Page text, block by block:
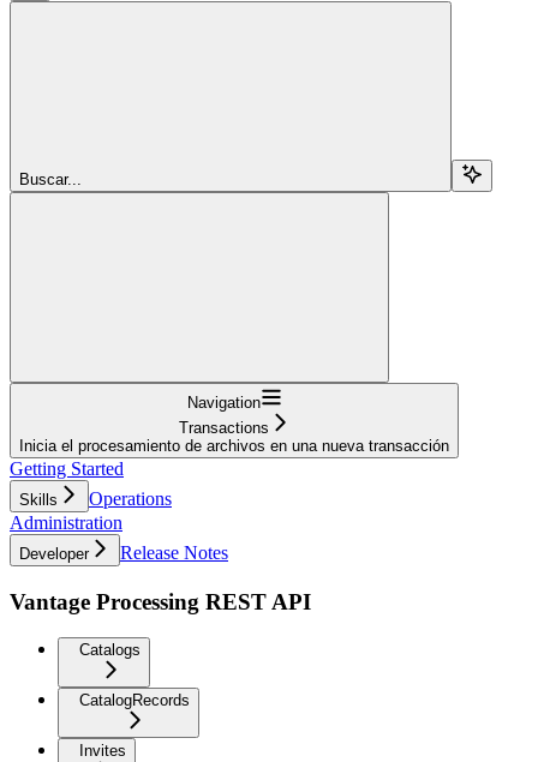
Buscar...
Navigation
Transactions
Inicia el procesamiento de archivos en una nueva transacción
Getting Started
Skills
Operations
Administration
Developer Release Notes
Vantage Processing REST API
Catalogs
CatalogRecords
Invites